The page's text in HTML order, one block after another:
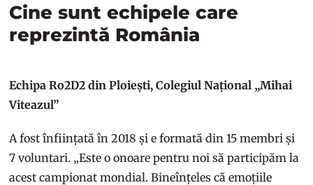
Cine sunt echipele care
reprezintă România
Echipa Ro2D2 din Ploiești, Colegiul Național „Mihai
Viteazul”
A fost înființată în 2018 și e formată din 15 membri și
7 voluntari. „Este o onoare pentru noi să participăm la
acest campionat mondial. Bineînțeles că emoțiile